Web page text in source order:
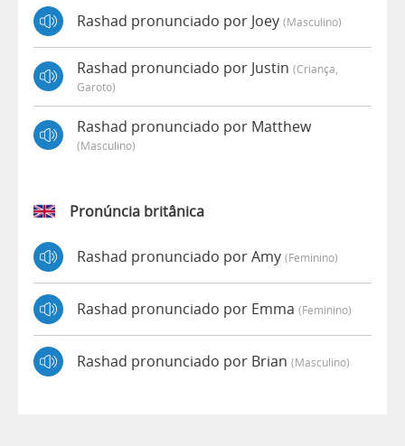
Rashad pronunciado por Joey (masculino)
Rashad pronunciado por Justin (criança,
Garoto)
Rashad pronunciado por Matthew
(masculino)
Pronúncia britânica
Rashad pronunciado por Amy (feminino)
Rashad pronunciado por Emma (feminino)
Rashad pronunciado por Brian (masculino)